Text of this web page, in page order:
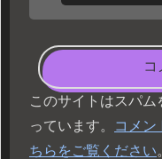
コ
このサイトはスパ
っています。
コメン
ちらをご覧ください